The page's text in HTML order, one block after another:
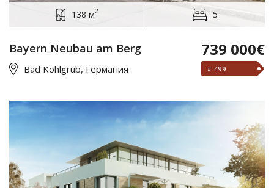
138 м2 5
Bayern Neubau am Berg
Bad Kohlgrub, Германия
739 000€
# 499